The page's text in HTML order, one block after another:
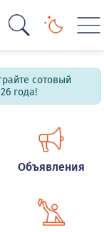
сотовый
года!
Объявления